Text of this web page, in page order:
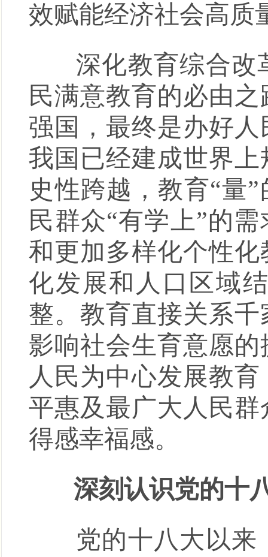
效赋能经济社会高质
深化教育综合改
民满意教育的必由
强国，最终是办好
我国已经建成世界
史性跨越，教育“量
民群众“有学上”的
和更加多样化个性
化发展和人口区域
整。教育直接关系
影响社会生育意愿
人民为中心发展教
平惠及最广大人民
得感幸福感。
深刻认识党的十
党的十八大以来